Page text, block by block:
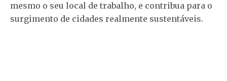
mesmo o seu local de trabalho, e contribua para o
surgimento de cidades realmente sustentáveis.